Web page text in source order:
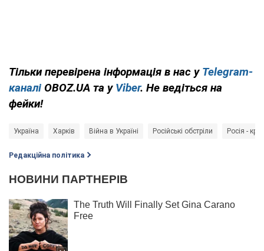
Тільки перевірена інформація в нас у Telegram-
каналі OBOZ.UA та у Viber. Не ведіться на
фейки!
Україна Харків Війна в Україні Російські обстріли Росія -
Редакційна політика